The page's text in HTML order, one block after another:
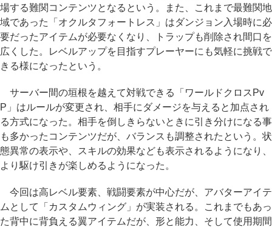
場する難関コンテンツとなるという。また、これまで最難関地
域であった「オクルタフォートレス」はダンジョン入場時に必
要だったアイテムが必要なくなり、トラップも削除され間口を
広くした。レベルアップを目指すプレーヤーにも気軽に挑戦で
きる様になったという。
サーバー間の垣根を越えて対戦できる「ワールドクロスPv
P」はルールが変更され、相手にダメージを与えると加点され
る方式になった。相手を倒しきらないときに引き分けになる事
も多かったコンテンツだが、バランスも調整されたという。状
態異常の表示や、スキルの効果なども表示されるようになり、
より駆け引きが楽しめるようになった。
今回は高レベル要素、戦闘要素が中心だが、アバターアイテ
ムとして「カスタムウィング」が実装される。これまでもあっ
た背中に背負える翼アイテムだが、形と能力、そして使用期間